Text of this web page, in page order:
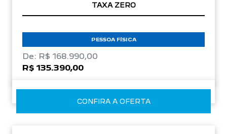
TAXA ZERO
PESSOA FÍSICA
De: R$ 168.990,00
R$ 135.390,00
CONFIRA A OFERTA